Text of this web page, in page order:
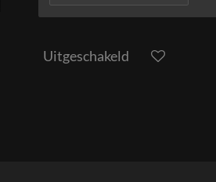
Uitgeschakeld